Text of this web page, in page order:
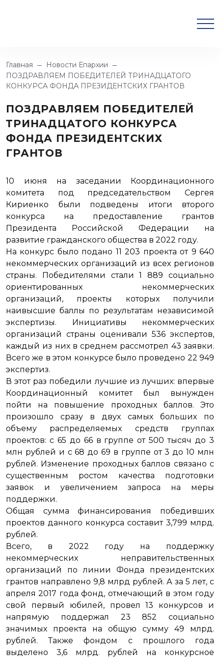
Главная
Новости Епархии
ПОЗДРАВЛЯЕМ ПОБЕДИТЕЛЕЙ ТРИНАДЦАТОГО
КОНКУРСА ФОНДА ПРЕЗИДЕНТСКИХ ГРАНТОВ
ПОЗДРАВЛЯЕМ ПОБЕДИТЕЛЕЙ
ТРИНАДЦАТОГО КОНКУРСА
ФОНДА ПРЕЗИДЕНТСКИХ
ГРАНТОВ
10 июня на заседании Координационного
комитета под председательством Сергея
Кириенко были подведены итоги второго
конкурса на предоставление грантов
Президента Российской Федерации на
развитие гражданского общества в 2022 году.
На конкурс было подано 11 203 проекта от 9 640
некоммерческих организаций из всех регионов
страны. Победителями стали 1 889 социально
ориентированных некоммерческих
организаций, проекты которых получили
наивысшие баллы по результатам независимой
экспертизы. Инициативы некоммерческих
организаций страны оценивали 536 экспертов,
каждый из них в среднем рассмотрел 43 заявки.
Всего же в этом конкурсе было проведено 22 949
экспертиз.
В этот раз победили лучшие из лучших: впервые
Координационный комитет был вынужден
пойти на повышение проходных баллов. Это
произошло сразу в двух самых больших по
объему распределяемых средств группах
проектов: с 65 до 66 в группе от 500 тысяч до 3
млн рублей и с 68 до 69 в группе от 3 до 10 млн
рублей. Изменение проходных баллов связано с
существенным ростом качества подготовки
заявок и увеличением запроса на меры
поддержки.
Общая сумма финансирования победивших
проектов данного конкурса составит 3,799 млрд.
рублей.
Всего, в 2022 году на поддержку
некоммерческих неправительственных
организаций по линии Фонда президентских
грантов направлено 9,8 млрд рублей. А за 5 лет, с
апреля 2017 года фонд, отмечающий в этом году
свой первый юбилей, провел 13 конкурсов и
напрямую поддержал 23 852 социально
значимых проекта на общую сумму 49 млрд.
рублей. Также фондом с прошлого года
выделено 3,6 млрд. рублей на конкурсное